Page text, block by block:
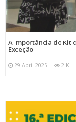
A Importância do Kit
Exceção
29 Abril 2025 2 K